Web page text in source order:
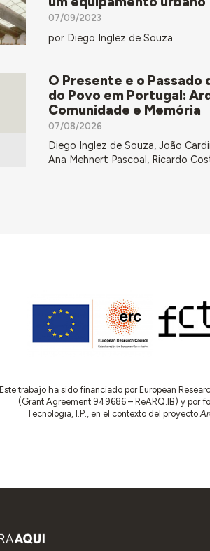
07/09/2023
por Diego Inglez de Souza
O Presente e o Passado
do Povo em Portugal:
Comunidade e Memória
07/08/2026
Diego Inglez de Souza, João
Ana Mehnert Pascoal, Ricardo
Este trabajo ha sido financiado por European
(Grant Agreement 949686 – ReARQ.IB) y por
Tecnologia, I.P., en el contexto del proyecto